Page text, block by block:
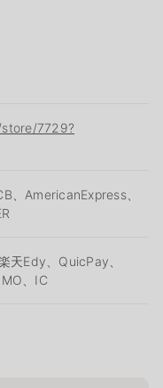
7729?
、AmericanExpress、
天Edy、QuicPay、
、IC